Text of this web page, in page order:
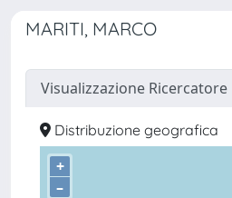
MARITI, MARCO
Visualizzazione Ricercatore
Distribuzione geografica
+
–